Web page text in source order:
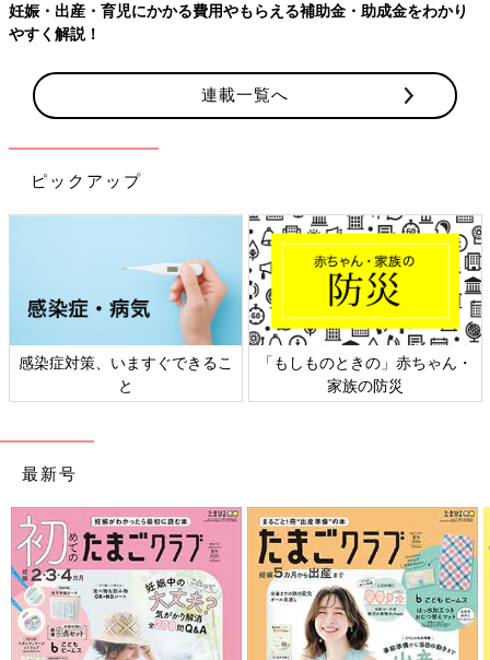
連載一覧へ
ピックアップ
日本外来小児科学会リーフレッ
ト検討会
六星占術 細木かおりさんの人生
相談
最新号